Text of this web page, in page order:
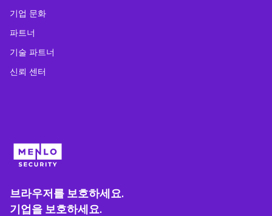
기업 문화
파트너
기술 파트너
신뢰 센터
브라우저를 보호하세요.
기업을 보호하세요.